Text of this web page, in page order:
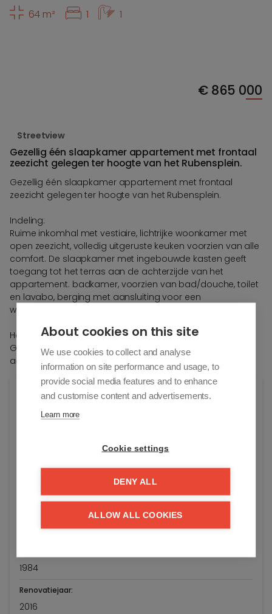
64 m² 1 1
€865 000
Streetview
Gezellig één slaapkamer appartement met frontaal
zeezicht gelegen ter hoogte van het Rubensplein.
Gezellig één slaapkamer appartement met frontaal
zeezicht gelegen ter hoogte van het Rubensplein.
Indeling:
Ruime inkomhal met vestiaire, lichtrijke woonkamer met
open zeezicht, volledig uitgeruste keuken voorzien van alle
comfort. De slaapkamer met ingebouwde kasten geeft
toegang tot het terras aan de achterzijde van het
appartement. badkamer, voorzien van bad/douche, toilet
en lavabo, berging met aansluiting voor een
wasmachine/droogkast.
Het appartement werd in 2016 volledig gerenoveerd.
Gemeenschappelijke fietsenberging en privatieve kelder
aanwezig in de residentie.
Algemene info
Adres:
€ 865.000
1984
Renovatiejaar:
2016
About cookies on this site
We use cookies to collect and analyse
information on site performance and usage, to
provide social media features and to enhance
and customise content and advertisements.
Learn more
Cookie settings
DENY ALL
ALLOW ALL COOKIES